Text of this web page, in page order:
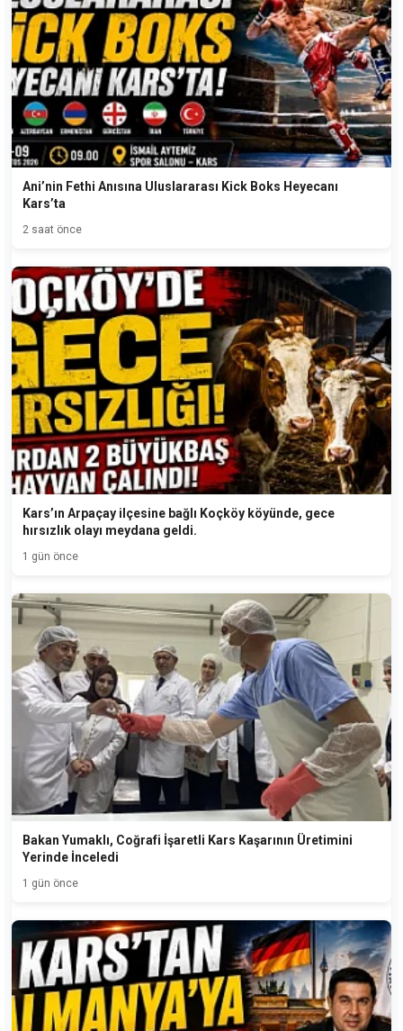
Ani’nin Fethi Anısına Uluslararası Kick Boks Heyecanı
Kars’ta
2 saat önce
Kars’ın Arpaçay ilçesine bağlı Koçköy köyünde, gece
hırsızlık olayı meydana geldi.
1 gün önce
Bakan Yumaklı, Coğrafi İşaretli Kars Kaşarının Üretimini
Yerinde İnceledi
1 gün önce